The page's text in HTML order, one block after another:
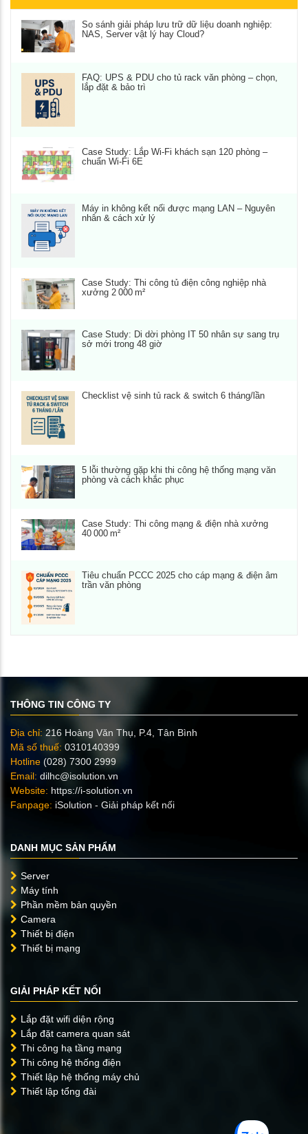
So sánh giải pháp lưu trữ dữ liệu doanh nghiệp:
NAS, Server vật lý hay Cloud?
FAQ: UPS & PDU cho tủ rack văn phòng – chọn,
lắp đặt & bảo trì
Case Study: Lắp Wi‑Fi khách sạn 120 phòng –
chuẩn Wi‑Fi 6E
Máy in không kết nối được mạng LAN – Nguyên
nhân & cách xử lý
Case Study: Thi công tủ điện công nghiệp nhà
xưởng 2 000 m²
Case Study: Di dời phòng IT 50 nhân sự sang trụ
sở mới trong 48 giờ
Checklist vệ sinh tủ rack & switch 6 tháng/lần
5 lỗi thường gặp khi thi công hệ thống mạng văn
phòng và cách khắc phục
Case Study: Thi công mạng & điện nhà xưởng
40 000 m²
Tiêu chuẩn PCCC 2025 cho cáp mạng & điện âm
trần văn phòng
THÔNG TIN CÔNG TY
Địa chỉ: 216 Hoàng Văn Thụ, P.4, Tân Bình
Mã số thuế: 0310140399
Hotline (028) 7300 2999
Email: dilhc@isolution.vn
Website: https://i-solution.vn
Fanpage: iSolution - Giải pháp kết nối
DANH MỤC SẢN PHẨM
Server
Máy tính
Phần mềm bản quyền
Camera
Thiết bị điện
Thiết bị mạng
GIẢI PHÁP KẾT NỐI
Lắp đặt wifi diện rộng
Lắp đặt camera quan sát
Thi công hạ tầng mạng
Thi công hệ thống điện
Thiết lập hệ thống máy chủ
Thiết lập tổng đài